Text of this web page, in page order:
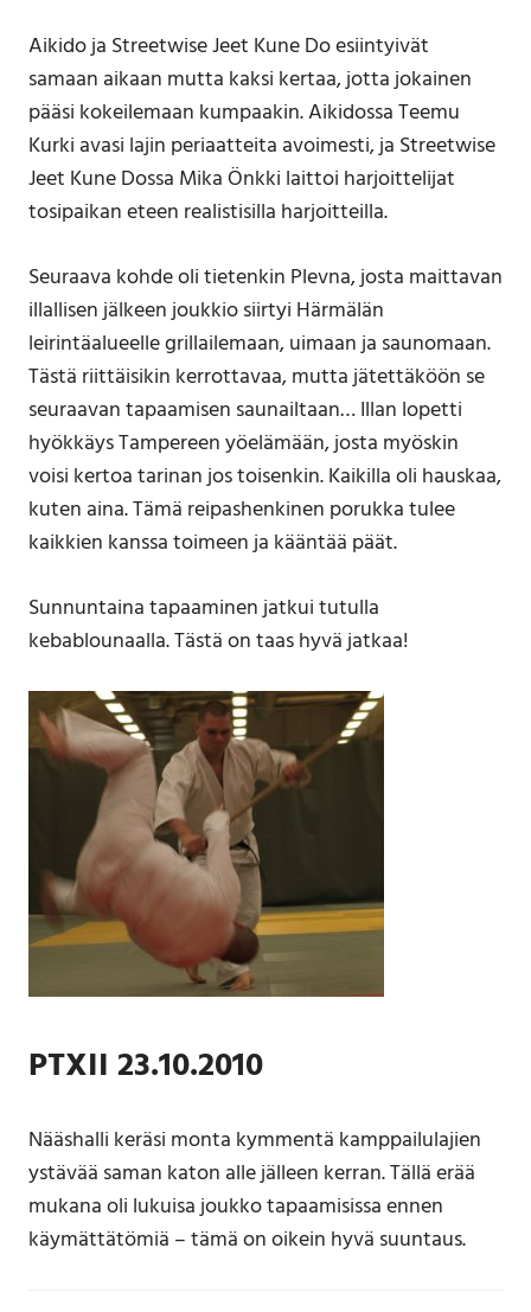
Aikido ja Streetwise Jeet Kune Do esiintyivät
samaan aikaan mutta kaksi kertaa, jotta jokainen
pääsi kokeilemaan kumpaakin. Aikidossa Teemu
Kurki avasi lajin periaatteita avoimesti, ja Streetwise
Jeet Kune Dossa Mika Önkki laittoi harjoittelijat
tosipaikan eteen realistisilla harjoitteilla.
Seuraava kohde oli tietenkin Plevna, josta maittavan
illallisen jälkeen joukkio siirtyi Härmälän
leirintäalueelle grillailemaan, uimaan ja saunomaan.
Tästä riittäisikin kerrottavaa, mutta jätettäköön se
seuraavan tapaamisen saunailtaan… Illan lopetti
hyökkäys Tampereen yöelämään, josta myöskin
voisi kertoa tarinan jos toisenkin. Kaikilla oli hauskaa,
kuten aina. Tämä reipashenkinen porukka tulee
kaikkien kanssa toimeen ja kääntää päät.
Sunnuntaina tapaaminen jatkui tutulla
kebablounaalla. Tästä on taas hyvä jatkaa!
PTXII 23.10.2010
Nääshalli keräsi monta kymmentä kamppailulajien
ystävää saman katon alle jälleen kerran. Tällä erää
mukana oli lukuisa joukko tapaamisissa ennen
käymättätömiä – tämä on oikein hyvä suuntaus.